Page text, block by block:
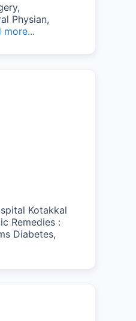
Physian,
more...
Kotakkal
Remedies :
Diabetes,